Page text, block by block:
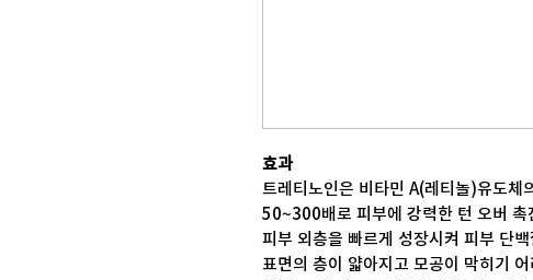
효과
트레티노인은 비타민 A(레티놀)유도체
50~300배로 피부에 강력한 턴 오버 촉
피부 외층을 빠르게 성장시켜 피부 단
표면의 층이 얇아지고 모공이 막히기